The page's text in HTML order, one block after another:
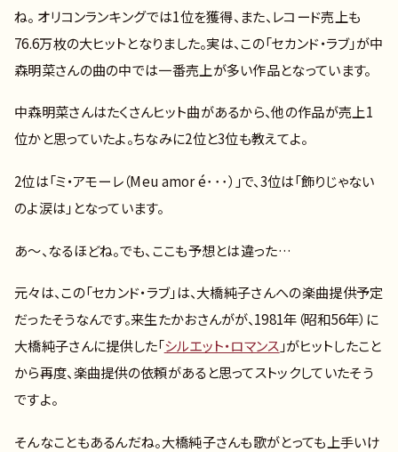
ね。 オリコンランキングでは1位を獲得、また、レコード売上も
76.6万枚の大ヒットとなりました。実は、この「セカンド・ラブ」が中
森明菜さんの曲の中では一番売上が多い作品となっています。
中森明菜さんはたくさんヒット曲があるから、他の作品が売上1
位かと思っていたよ。ちなみに2位と3位も教えてよ。
2位は「ミ・アモーレ（Meu amor é･･･）」で、3位は「飾りじゃない
のよ涙は」となっています。
あ～、なるほどね。でも、ここも予想とは違った…
元々は、この「セカンド・ラブ」は、大橋純子さんへの楽曲提供予定
だったそうなんです。来生たかおさんがが、1981年（昭和56年）に
大橋純子さんに提供した「シルエット・ロマンス 」がヒットしたこと
から再度、楽曲提供の依頼があると思ってストックしていたそう
ですよ。
そんなこともあるんだね。大橋純子さんも歌がとっても上手いけ